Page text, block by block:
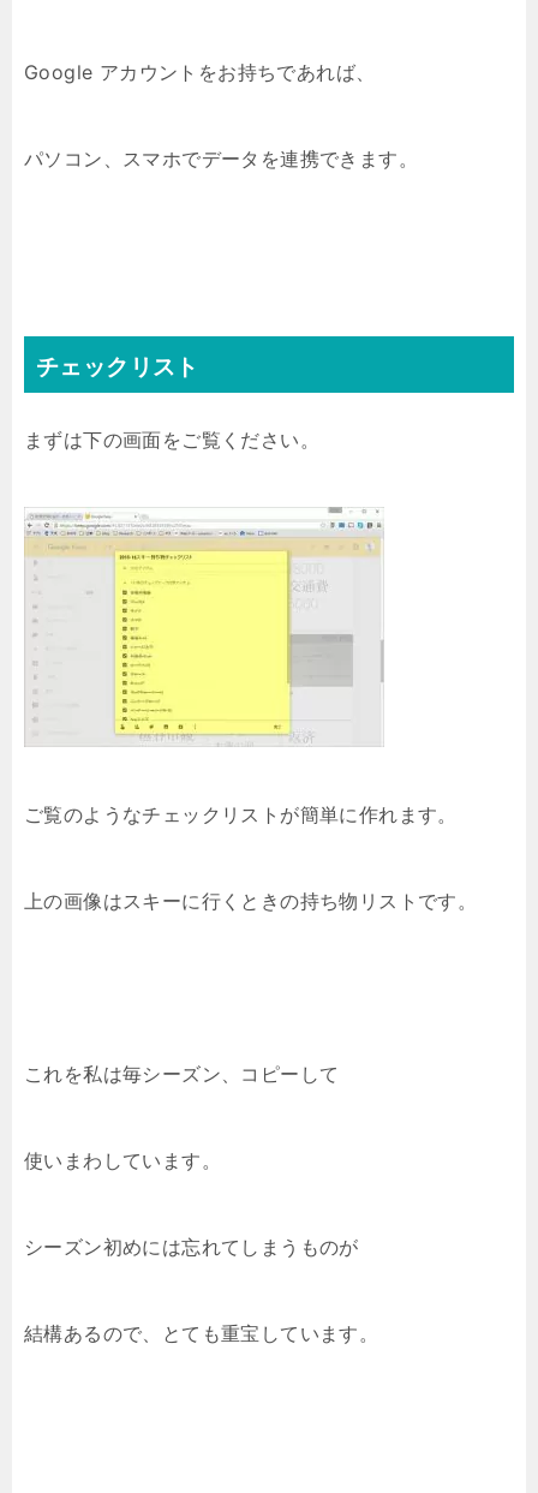
Google アカウントをお持ちであれば、
パソコン、スマホでデータを連携できます。
チェックリスト
まずは下の画面をご覧ください。
ご覧のようなチェックリストが簡単に作れます。
上の画像はスキーに行くときの持ち物リストです。
これを私は毎シーズン、コピーして
使いまわしています。
シーズン初めには忘れてしまうものが
結構あるので、とても重宝しています。